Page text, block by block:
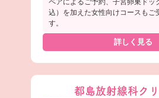
ペアによるご予約、子宮卵巣ドッ
込）を加えた女性向けコースもご
す。
詳しく見る
都島放射線科ク